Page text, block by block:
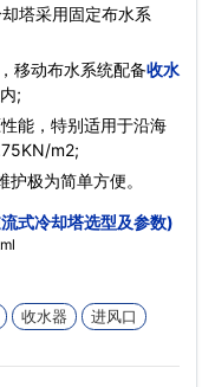
塔采用固定布水系
移动布水系统配备收水
;
能，特别适用于沿海
m2;
极为简单方便。
式冷却塔选型及参数)
收水器
进风口